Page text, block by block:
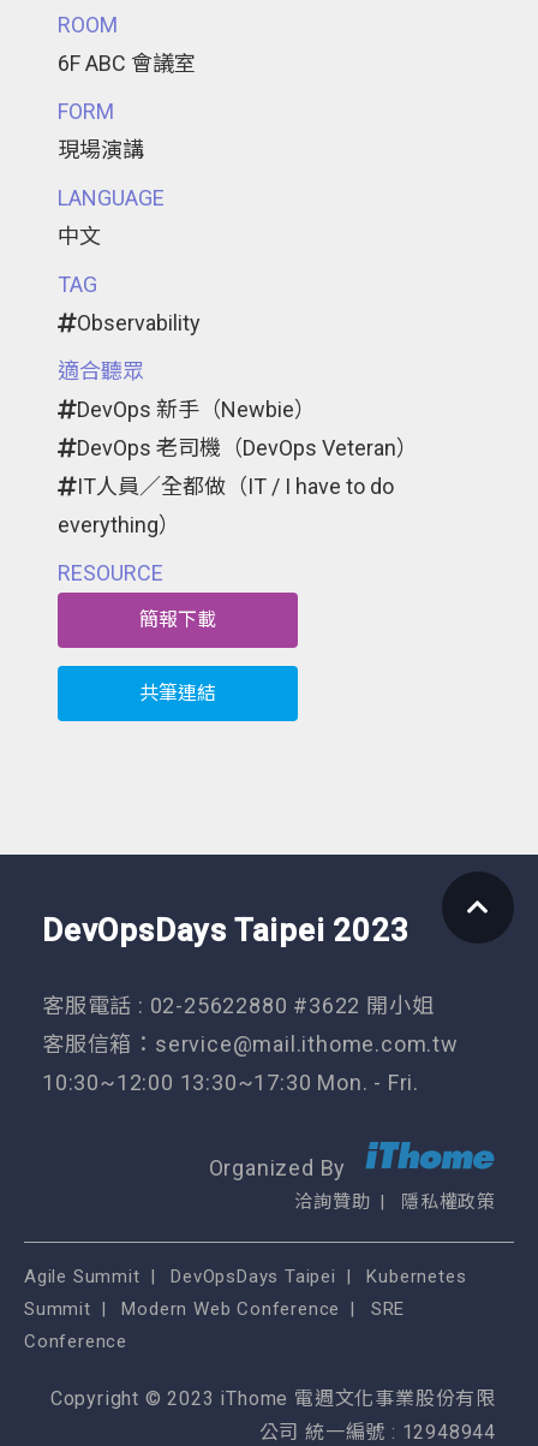
ROOM
6F ABC 會議室
FORM
現場演講
LANGUAGE
中文
TAG
Observability
適合聽眾
DevOps 新手（Newbie）
DevOps 老司機（DevOps Veteran）
IT人員／全都做（IT / I have to do
everything）
RESOURCE
簡報下載
共筆連結
DevOpsDays Taipei 2023
客服電話 : 02-25622880 #3622 開小姐
客服信箱： service@mail.ithome.com.tw
10:30~12:00 13:30~17:30 Mon. - Fri.
Organized By
洽詢贊助 隱私權政策
Agile Summit DevOpsDays Taipei
Kubernetes
Summit
Modern Web Conference
SRE
Conference
Copyright © 2023 iThome 電週文化事業股份有限
公司 統一編號 : 12948944